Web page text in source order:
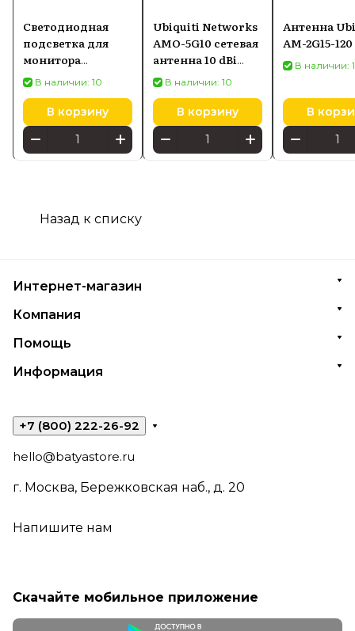
Светодиодная
подсветка для
монитора
SCREENBAR HALO
2
В наличии: 10
В корзину
Ubiquiti Networks
AMO-5G10 сетевая
антенна 10 dBi
Секторная
антенна
В наличии: 10
В корзину
Антенна
AM-2G15-120
В наличии:
В
Назад к списку
Интернет-магазин
Компания
Помощь
Информация
+7 (800) 222-26-92
hello@batyastore.ru
г. Москва, Бережковская наб., д. 20
Напишите нам
Скачайте мобильное приложение